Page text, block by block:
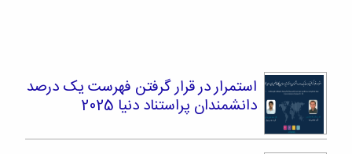
استمرار در قرار گرفتن فهرست یک درصد
دانشمندان پراستناد دنیا 2025